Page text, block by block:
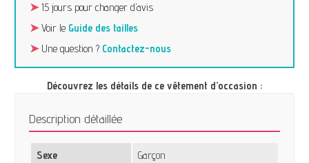
➤15 jours pour changer d’avis
➤Voir le Guide des tailles
➤Une question ? Contactez-nous
Découvrez les détails de ce vêtement d’occasion :
Description détaillée
Sexe Garçon